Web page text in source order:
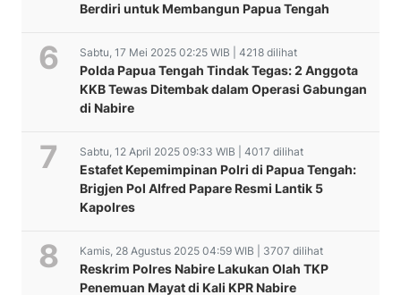
Berdiri untuk Membangun Papua Tengah
Sabtu, 17 Mei 2025 02:25 WIB | 4218 dilihat
Polda Papua Tengah Tindak Tegas: 2 Anggota
KKB Tewas Ditembak dalam Operasi Gabungan
di Nabire
Sabtu, 12 April 2025 09:33 WIB | 4017 dilihat
Estafet Kepemimpinan Polri di Papua Tengah:
Brigjen Pol Alfred Papare Resmi Lantik 5
Kapolres
Kamis, 28 Agustus 2025 04:59 WIB | 3707 dilihat
Reskrim Polres Nabire Lakukan Olah TKP
Penemuan Mayat di Kali KPR Nabire